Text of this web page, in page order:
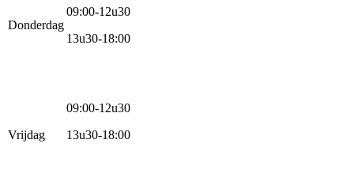
Donderdag
09:00-12u30
13u30-18:00
Vrijdag
09:00-12u30
13u30-18:00